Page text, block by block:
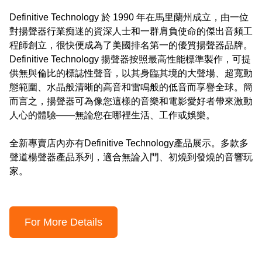
Definitive Technology 於 1990 年在馬里蘭州成立，由一位
對揚聲器行業痴迷的資深人士和一群肩負使命的傑出音頻工
程師創立，很快便成為了美國排名第一的優質揚聲器品牌。
Definitive Technology 揚聲器按照最高性能標準製作，可提
供無與倫比的標誌性聲音，以其身臨其境的大聲場、超寬動
態範圍、水晶般清晰的高音和雷鳴般的低音而享譽全球。簡
而言之，揚聲器可為像您這樣的音樂和電影愛好者帶來激動
人心的體驗——無論您在哪裡生活、工作或娛樂。
全新專賣店內亦有Definitive Technology產品展示。多款多
聲道楊聲器產品系列，適合無論入門、初燒到發燒的音響玩
家。
For More Details